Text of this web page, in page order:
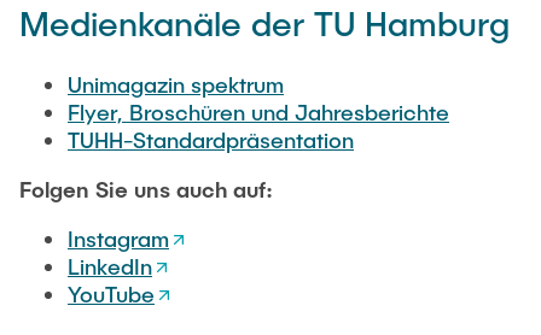
Medienkanäle der TU Hamburg
Unimagazin spektrum
Flyer, Broschüren und Jahresberichte
TUHH-Standardpräsentation
Folgen Sie uns auch auf:
Instagram
LinkedIn
YouTube